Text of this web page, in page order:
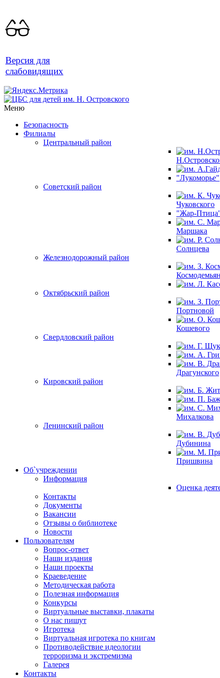
Версия для
слабовидящих
Меню
Безопасность
Филиалы
Центральный район
"Лукоморье"
Советский район
Чуковского
"Жар-
Маршака
Солнцева
Железнодорожный район
Октябрьский район
Портновой
Кошевого
Свердловский район
Драгунского
Кировский район
Михалкова
Ленинский район
Дубинина
Пришвина
Об`учреждении
Информация
Оценка
Контакты
Документы
Вакансии
Отзывы о библиотеке
Новости
Пользователям
Вопрос-ответ
Наши издания
Наши проекты
Краеведение
Методическая работа
Полезная информация
Конкурсы
Виртуальные выставки, плакаты
О нас пишут
Игротека
Виртуальная игротека по книгам
Противодействие идеологии
терроризма и экстремизма
Галерея
Контакты